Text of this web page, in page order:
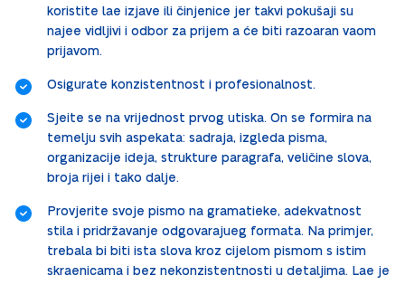
koristite lae izjave ili činjenice jer takvi pokušaji su
najee vidljivi i odbor za prijem a će biti razoaran vaom
prijavom.
Osigurate konzistentnost i profesionalnost.
Sjeite se na vrijednost prvog utiska. On se formira na
temelju svih aspekata: sadraja, izgleda pisma,
organizacije ideja, strukture paragrafa, veličine slova,
broja rijei i tako dalje.
Provjerite svoje pismo na gramatieke, adekvatnost
stila i pridržavanje odgovarajueg formata. Na primjer,
trebala bi biti ista slova kroz cijelom pismom s istim
skraenicama i bez nekonzistentnosti u detaljima. Lae je